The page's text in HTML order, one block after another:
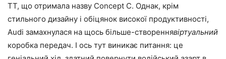
TT, що отримала назву Concept C. Однак, крім
стильного дизайну і обіцянок високої продуктивності,
Audi замахнулася на щось більше-створеннявіртуальний
коробка передач. І ось тут виникає питання: це